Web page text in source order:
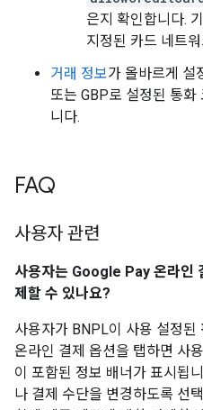
은지 확인합니다.
지정된 카드 네트
거래 정보가 올바르게 설
또는 GBP로 설정된 통
니다.
FAQ
사용자 관련
사용자는 Google Pay 온라인
제할 수 있나요?
사용자가 BNPL이 사용 설정
온라인 결제 옵션을 탭하면 사
이 포함된 정보 배너가 표시됩
나 결제 수단을 변경하도록 선